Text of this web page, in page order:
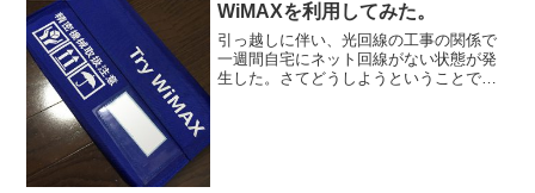
WiMAXを利用してみた。
引っ越しに伴い、光回線の工事の関係で
一週間自宅にネット回線がない状態が発
生した。さてどうしようということで、